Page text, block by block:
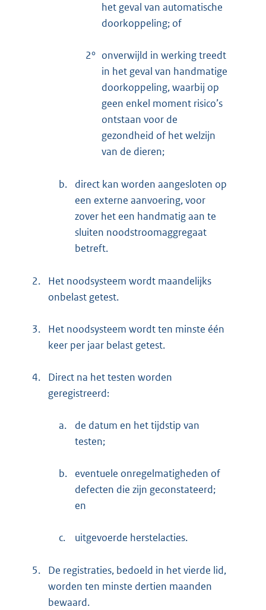
het geval van automatische
doorkoppeling; of
2° onverwijld in werking treedt
in het geval van handmatige
doorkoppeling, waarbij op
geen enkel moment risico’s
ontstaan voor de
gezondheid of het welzijn
van de dieren;
b.
direct kan worden aangesloten op
een externe aanvoering, voor
zover het een handmatig aan te
sluiten noodstroomaggregaat
betreft.
2.
Het noodsysteem wordt maandelijks
onbelast getest.
3.
Het noodsysteem wordt ten minste één
keer per jaar belast getest.
4.
Direct na het testen worden
geregistreerd:
a.
de datum en het tijdstip van
testen;
b.
eventuele onregelmatigheden of
defecten die zijn geconstateerd;
en
c. uitgevoerde herstelacties.
5.
De registraties, bedoeld in het vierde lid,
worden ten minste dertien maanden
bewaard.